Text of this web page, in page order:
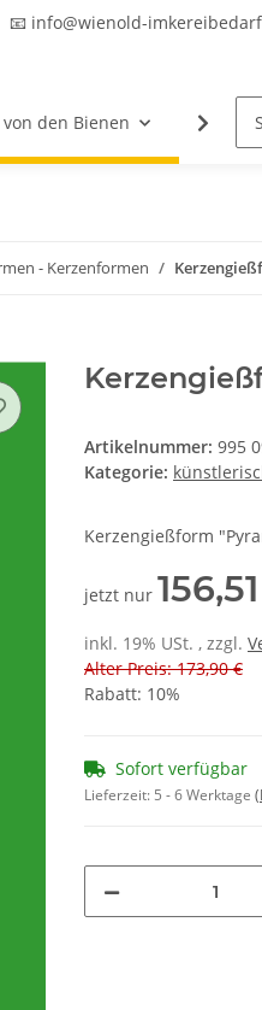
📧 info@wienold-
den Bienen
- Kerzenformen
Artikelnummer: 995
Kategorie:
Kerzengießform
jetzt nur
inkl. 19% USt. , zzgl.
Alter Preis: 173,90 €
Rabatt: 10%
Sofort verfügbar
Lieferzeit: 5 - 6 Werktage